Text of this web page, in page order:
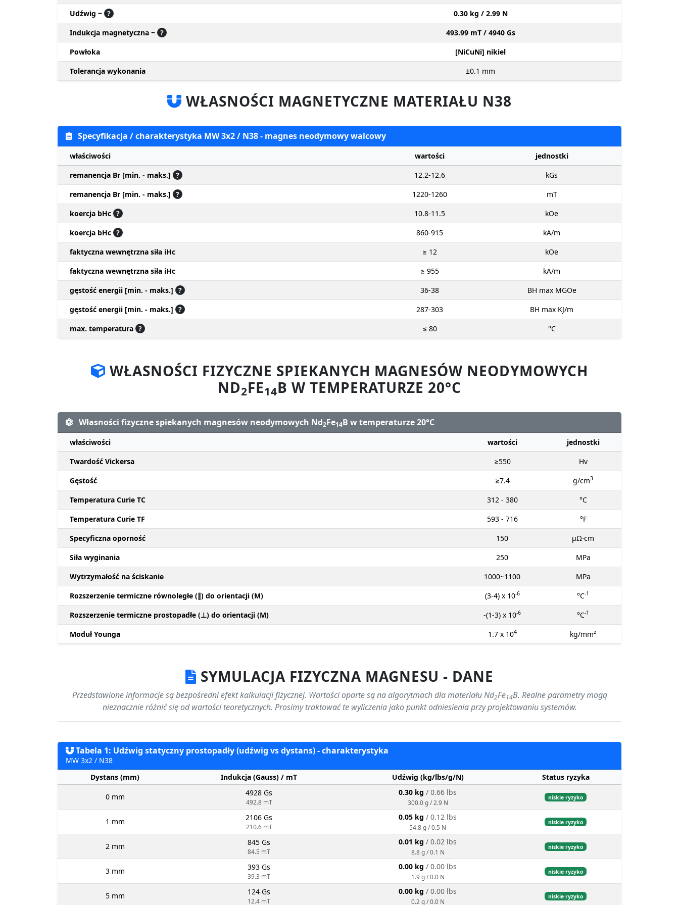
Udźwig ~ ?
0.30 kg / 2.99 N
Indukcja magnetyczna ~ ?
493.99 mT / 4940 Gs
Powłoka
[NiCuNi] nikiel
Tolerancja wykonania
±0.1 mm
WŁASNOŚCI MAGNETYCZNE MATERIAŁU N38
Specyfikacja / charakterystyka MW 3x2 / N38 - magnes neodymowy walcowy
właściwości wartości
jednostki
remanencja Br [min. - maks.] ? 12.2-12.6
kGs
remanencja Br [min. - maks.] ? 1220-1260
mT
koercja bHc ? 10.8-11.5
kOe
koercja bHc ? 860-915
kA/m
faktyczna wewnętrzna siła iHc
≥ 12
kOe
faktyczna wewnętrzna siła iHc
≥ 955
kA/m
gęstość energii [min. - maks.] ? 36-38
BH max MGOe
gęstość energii [min. - maks.] ? 287-303
BH max KJ/m
max. temperatura ? ≤ 80 °C
WŁASNOŚCI FIZYCZNE SPIEKANYCH MAGNESÓW NEODYMOWYCH
ND2FE14B W TEMPERATURZE 20°C
Własności fizyczne spiekanych magnesów neodymowych Nd2Fe14B w temperaturze 20°C
właściwości wartości
jednostki
Twardość Vickersa
≥550
Hv
Gęstość
≥7.4 g/cm3
Temperatura Curie TC 312 - 380
°C
Temperatura Curie TF
593 - 716
°F
Specyficzna oporność
150
μΩ⋅cm
Siła wyginania
250
MPa
Wytrzymałość na ściskanie
1000~1100
MPa
Rozszerzenie termiczne równoległe (∥) do orientacji (M)
(3-4) x 10-6 °C-1
Rozszerzenie termiczne prostopadłe (⊥) do orientacji (M) -(1-3) x 10-6 °C-1
Moduł Younga 1.7 x 104 kg/mm²
SYMULACJA FIZYCZNA MAGNESU - DANE
Przedstawione informacje są bezpośredni efekt kalkulacji fizycznej. Wartości oparte są na algorytmach dla materiału Nd2Fe14B. Realne parametry mogą
nieznacznie różnić się od wartości teoretycznych. Prosimy traktować te wyliczenia jako punkt odniesienia przy projektowaniu systemów.
Tabela 1: Udźwig statyczny prostopadły (udźwig vs dystans) - charakterystyka
MW 3x2 / N38
Dystans (mm)
Indukcja (Gauss) / mT Udźwig (kg/lbs/g/N) Status ryzyka
0 mm 4928 Gs
492.8 mT
0.30 kg / 0.66 lbs
300.0 g / 2.9 N
niskie ryzyko
1 mm 2106 Gs
210.6 mT
0.05 kg / 0.12 lbs
54.8 g / 0.5 N
niskie ryzyko
2 mm 845 Gs
84.5 mT
0.01 kg / 0.02 lbs
8.8 g / 0.1 N
niskie ryzyko
3 mm 393 Gs
39.3 mT
0.00 kg / 0.00 lbs
1.9 g / 0.0 N
niskie ryzyko
5 mm 124 Gs
12.4 mT
0.00 kg / 0.00 lbs
0.2 g / 0.0 N
niskie ryzyko